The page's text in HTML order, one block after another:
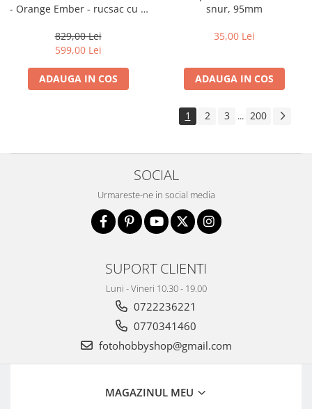
Telescoape
Aparate de colectie
Aparate foto de colectie reflex,
format 24x36mm
Aparate foto de colectie, cu burduf
Biobiective
Aparate foto de colectie , Stereo
Aparate foto de colectie -
Accesorii pt. aparate foto de
Aparate de colectie de tip Box-
Reviste, carti si software
Aparate foto SECOND HAND
Aparate foto Mirrorless (SH)
- Orange Ember - rucsac cu o
829,00 Lei
599,00 Lei
ADAUGA IN COS
snur, 95mm
35,00 Lei
ADAUGA IN COS
1 2 3 ... 200
SOCIAL
Urmareste-ne in social media
SUPORT CLIENTI
Luni - Vineri 10.30 - 19.00
0722236221
0770341460
fotohobbyshop@gmail.com
MAGAZINUL MEU